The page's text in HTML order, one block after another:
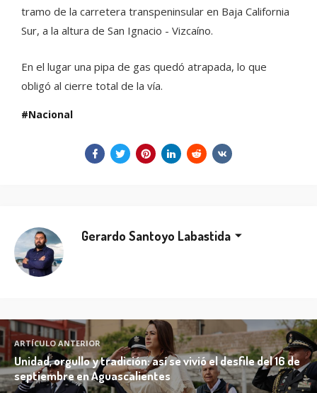
tramo de la carretera transpeninsular en Baja California
Sur, a la altura de San Ignacio - Vizcaíno.
En el lugar una pipa de gas quedó atrapada, lo que
obligó al cierre total de la vía.
Nacional
Gerardo Santoyo Labastida
ARTÍCULO ANTERIOR
Unidad, orgullo y tradición: así se vivió el desfile del 16 de
septiembre en Aguascalientes